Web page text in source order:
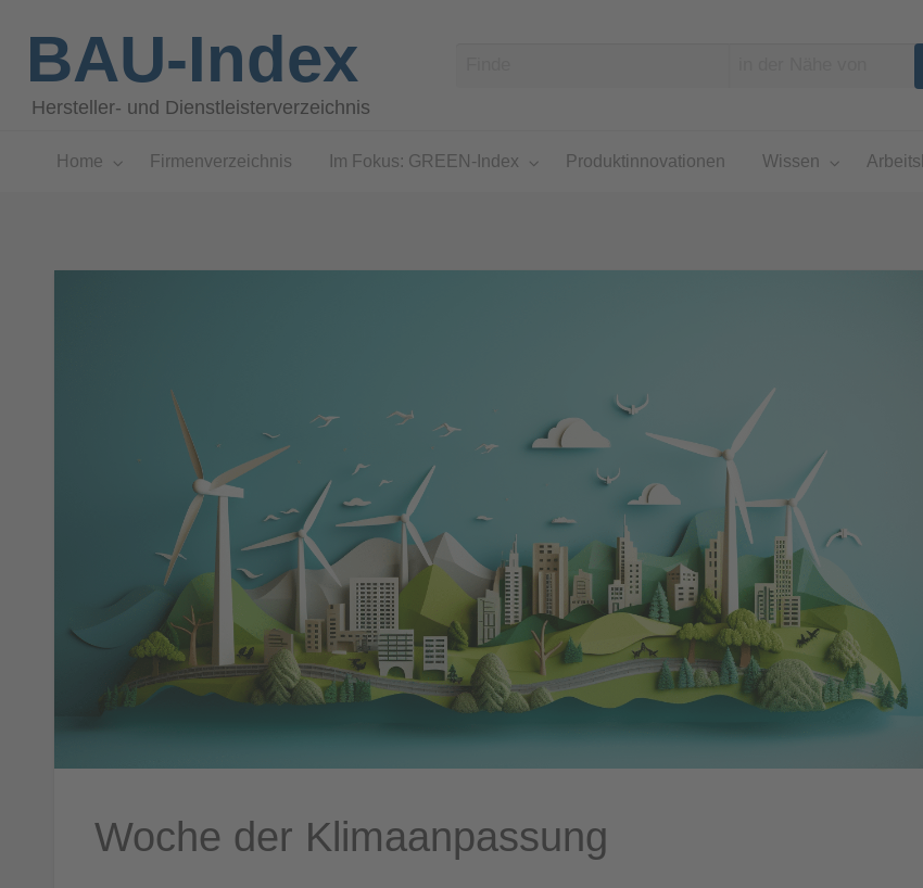
BAU-Index
Hersteller- und Dienstleisterverzeichnis
Home Firmenverzeichnis Im Fokus: GREEN-Index Produktinnovationen Wissen
Woche der Klimaanpassung